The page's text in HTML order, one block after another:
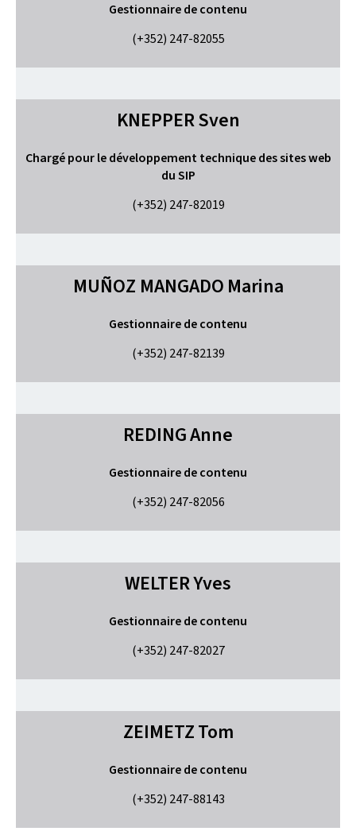
Gestionnaire de contenu
(+352) 247-82055
KNEPPERSven
Chargé pour le développement technique des sites web
du SIP
(+352) 247-82019
MUÑOZ MANGADO Marina
Gestionnaire de contenu
(+352) 247-82139
REDINGAnne
Gestionnaire de contenu
(+352) 247-82056
WELTERYves
Gestionnaire de contenu
(+352) 247-82027
ZEIMETZTom
Gestionnaire de contenu
(+352) 247-88143